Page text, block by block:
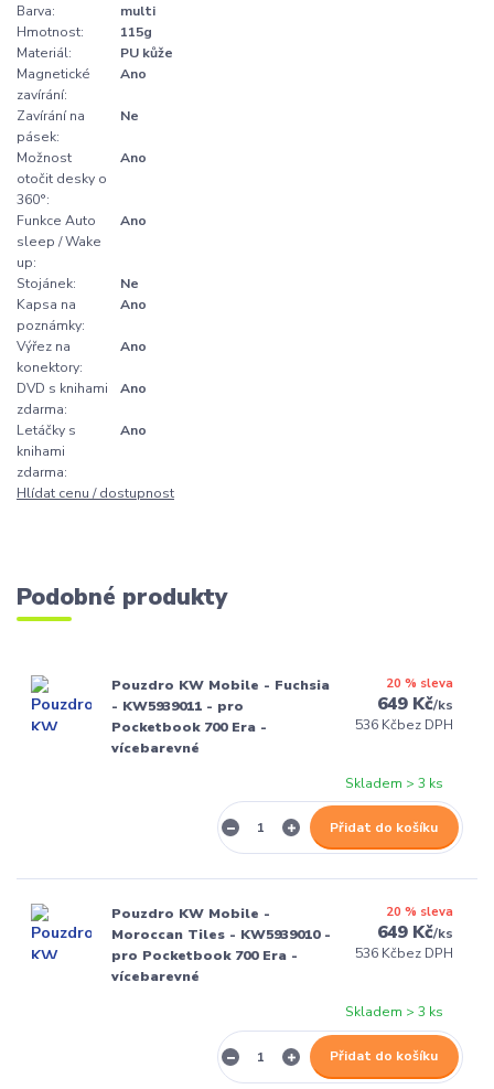
Barva:
multi
Hmotnost:
115g
Materiál:
PU kůže
Magnetické
zavírání:
Ano
Zavírání na
pásek:
Ne
Možnost
otočit desky o
360°:
Ano
Funkce Auto
sleep / Wake
up:
Ano
Stojánek:
Ne
Kapsa na
poznámky:
Ano
Výřez na
konektory:
Ano
DVD s knihami
zdarma:
Ano
Letáčky s
knihami
zdarma:
Ano
Hlídat cenu / dostupnost
Podobné produkty
Pouzdro KW Mobile - Fuchsia
- KW5939011 - pro
Pocketbook 700 Era -
vícebarevné
20 % sleva
649 Kč/ks
536 Kčbez DPH
Skladem > 3 ks
Přidat do košíku
Pouzdro KW Mobile -
Moroccan Tiles - KW5939010 -
pro Pocketbook 700 Era -
vícebarevné
20 % sleva
649 Kč/ks
536 Kčbez DPH
Skladem > 3 ks
Přidat do košíku